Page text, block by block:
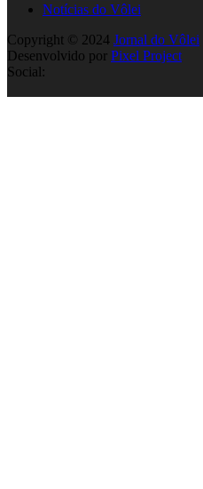
Notícias do Vôlei
Copyright © 2024 Jornal do Vôlei
Desenvolvido por Pixel Project
Social: